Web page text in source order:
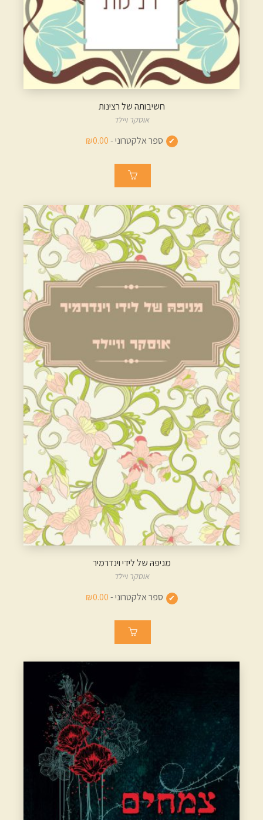
חשיבותה של רצינות
אוסקר ויילד
ספר אלקטרוני -₪0.00
מניפהּ של לידי וינדרמיר
אוסקר ויילד
ספר אלקטרוני -₪0.00